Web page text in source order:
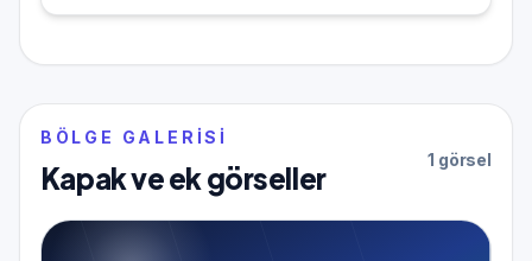
BÖLGE GALERISI
Kapak ve ek görseller
1 görsel